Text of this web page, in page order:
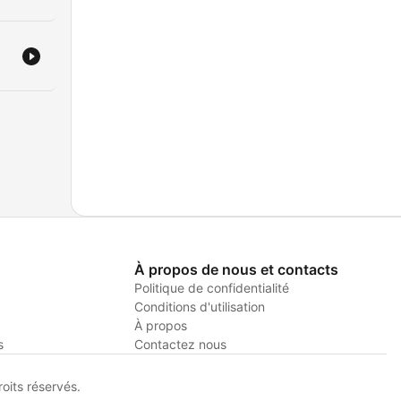
À propos de nous et contacts
Politique de confidentialité
Conditions d'utilisation
À propos
Contactez nous
réservés.